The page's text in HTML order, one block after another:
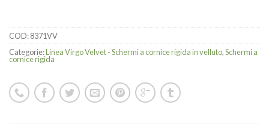
COD:8371VV
Categorie:Linea Virgo Velvet - Schermi a cornice rigida in velluto,Schermi a
cornice rigida